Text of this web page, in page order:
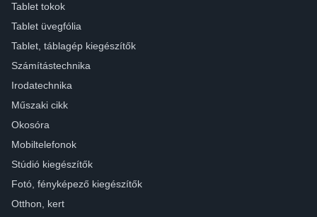
Tablet tokok
Tablet üvegfólia
Tablet, táblagép kiegészítők
Számítástechnika
Irodatechnika
Műszaki cikk
Okosóra
Mobiltelefonok
Stúdió kiegészítők
Fotó, fényképező kiegészítők
Otthon, kert